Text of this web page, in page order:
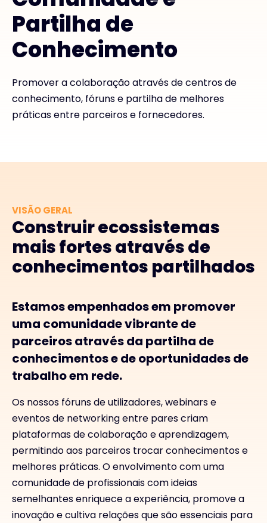
#weareexclusive
Partilha de
Conhecimento
Promover a colaboração através de centros de
conhecimento, fóruns e partilha de melhores
práticas entre parceiros e fornecedores.
VISÃO GERAL
Construir ecossistemas
mais fortes através de
conhecimentos partilhados
Estamos empenhados em promover
uma comunidade vibrante de
parceiros através da partilha de
conhecimentos e de oportunidades de
trabalho em rede.
Os nossos fóruns de utilizadores, webinars e
eventos de networking entre pares criam
plataformas de colaboração e aprendizagem,
permitindo aos parceiros trocar conhecimentos e
melhores práticas. O envolvimento com uma
comunidade de profissionais com ideias
semelhantes enriquece a experiência, promove a
inovação e cultiva relações que são essenciais para